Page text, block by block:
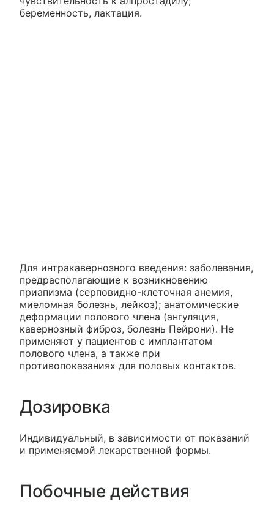
беременность, лактация.
Для интракавернозного введения: заболевания,
предрасполагающие к возникновению
приапизма (серповидно-клеточная анемия,
миеломная болезнь, лейкоз); анатомические
деформации полового члена (ангуляция,
кавернозный фиброз, болезнь Пейрони). Не
применяют у пациентов с имплантатом
полового члена, а также при
противопоказаниях для половых контактов.
Дозировка
Индивидуальный, в зависимости от показаний
и применяемой лекарственной формы.
Побочные действия